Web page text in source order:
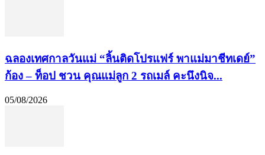
ฉลองเทศกาลวันแม่ “ลิ้นติดโปรแฟร์ พาแม่มาชีทเดย์”
ก้อง – ท็อป ชวน คุณแม่ลูก 2 รถเมล์ คะนึงนิจ...
05/08/2026